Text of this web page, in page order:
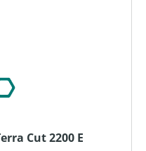
Cut 2200 E